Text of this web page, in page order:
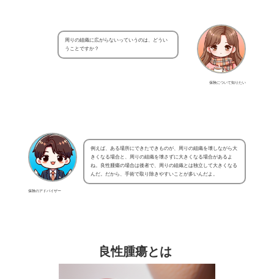
保険について知りたい
周りの組織に広がらないっていうのは、どうい
うことですか？
保険のアドバイザー
例えば、ある場所にできたできものが、周りの組織を壊しながら大
きくなる場合と、周りの組織を壊さずに大きくなる場合があるよ
ね。良性腫瘍の場合は後者で、周りの組織とは独立して大きくなる
んだ。だから、手術で取り除きやすいことが多いんだよ。
良性腫瘍とは